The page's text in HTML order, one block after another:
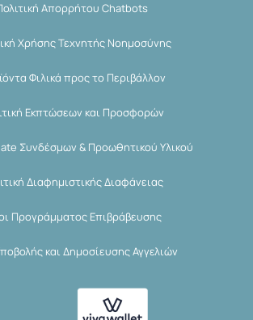
Απορρήτου Chatbots
Χρήσης Τεχνητής Νοημοσύνης
Φιλικά προς το Περιβάλλον
Εκπτώσεων και Προσφορών
Συνδέσμων & Προωθητικού Υλικού
Διαφημιστικής Διαφάνειας
Προγράμματος Επιβράβευσης
και Δημοσίευσης Αγγελιών